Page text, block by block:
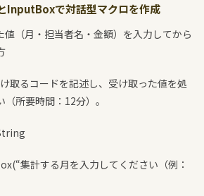
InputBoxで対話型マクロを作成
値（月・担当者名・金額）を入力してから
取るコードを記述し、受け取った値を処
所要時間：12分）。
集計する月を入力してください（例：